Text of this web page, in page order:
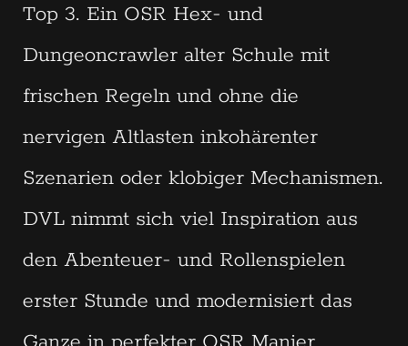
Top 3. Ein OSR Hex- und
Dungeoncrawler alter Schule mit
frischen Regeln und ohne die
nervigen Altlasten inkohärenter
Szenarien oder klobiger Mechanismen.
DVL nimmt sich viel Inspiration aus
den Abenteuer- und Rollenspielen
erster Stunde und modernisiert das